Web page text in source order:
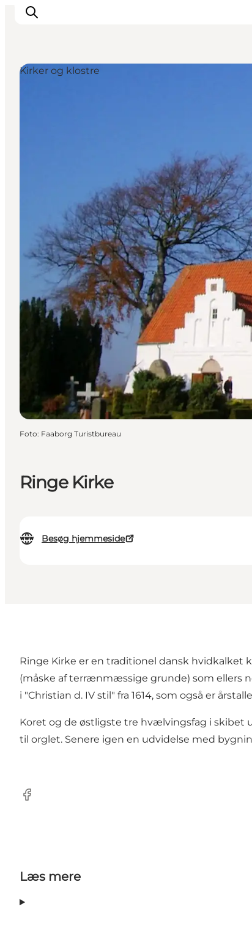
Ringe Kirke
Besøg hjemmeside
Kirker og klostre
Foto: Faaborg Turistbureau
Ringe Kirke er en traditionel dansk hvidkalket
(måske af terrænmæssige grunde) som ellers
i "Christian d. IV stil" fra 1614, som også er
Koret og de østligste tre hvælvingsfag i
til orglet. Senere igen en udvidelse med
Facebook
Læs mere